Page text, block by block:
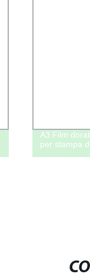
A3 Film
per stampa